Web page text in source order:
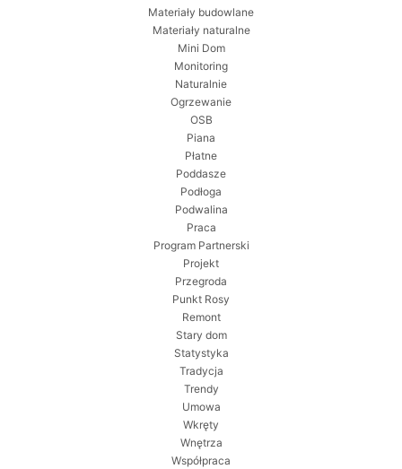
Materiały budowlane
Materiały naturalne
Mini Dom
Monitoring
Naturalnie
Ogrzewanie
OSB
Piana
Płatne
Poddasze
Podłoga
Podwalina
Praca
Program Partnerski
Projekt
Przegroda
Punkt Rosy
Remont
Stary dom
Statystyka
Tradycja
Trendy
Umowa
Wkręty
Wnętrza
Współpraca